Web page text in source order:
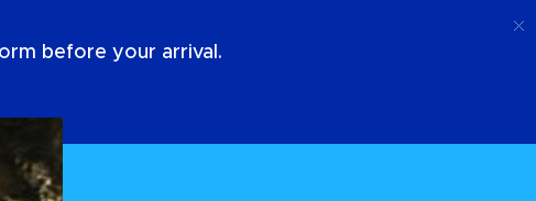
before your arrival.